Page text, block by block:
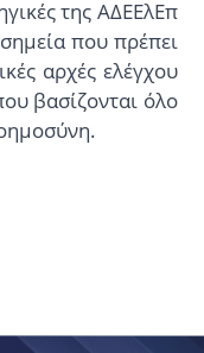
της ΑΔΕΕλΕπ
που πρέπει
αρχές ελέγχου
βασίζονται όλο